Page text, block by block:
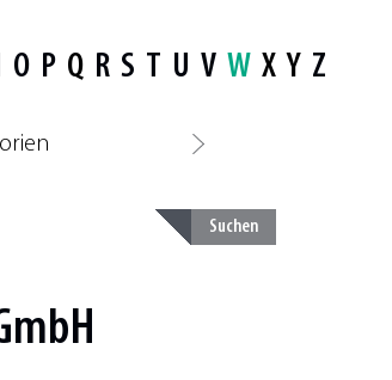
O P Q R S T U V W X Y Z